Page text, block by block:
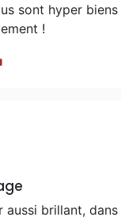
sont hyper
!
aussi brillant,